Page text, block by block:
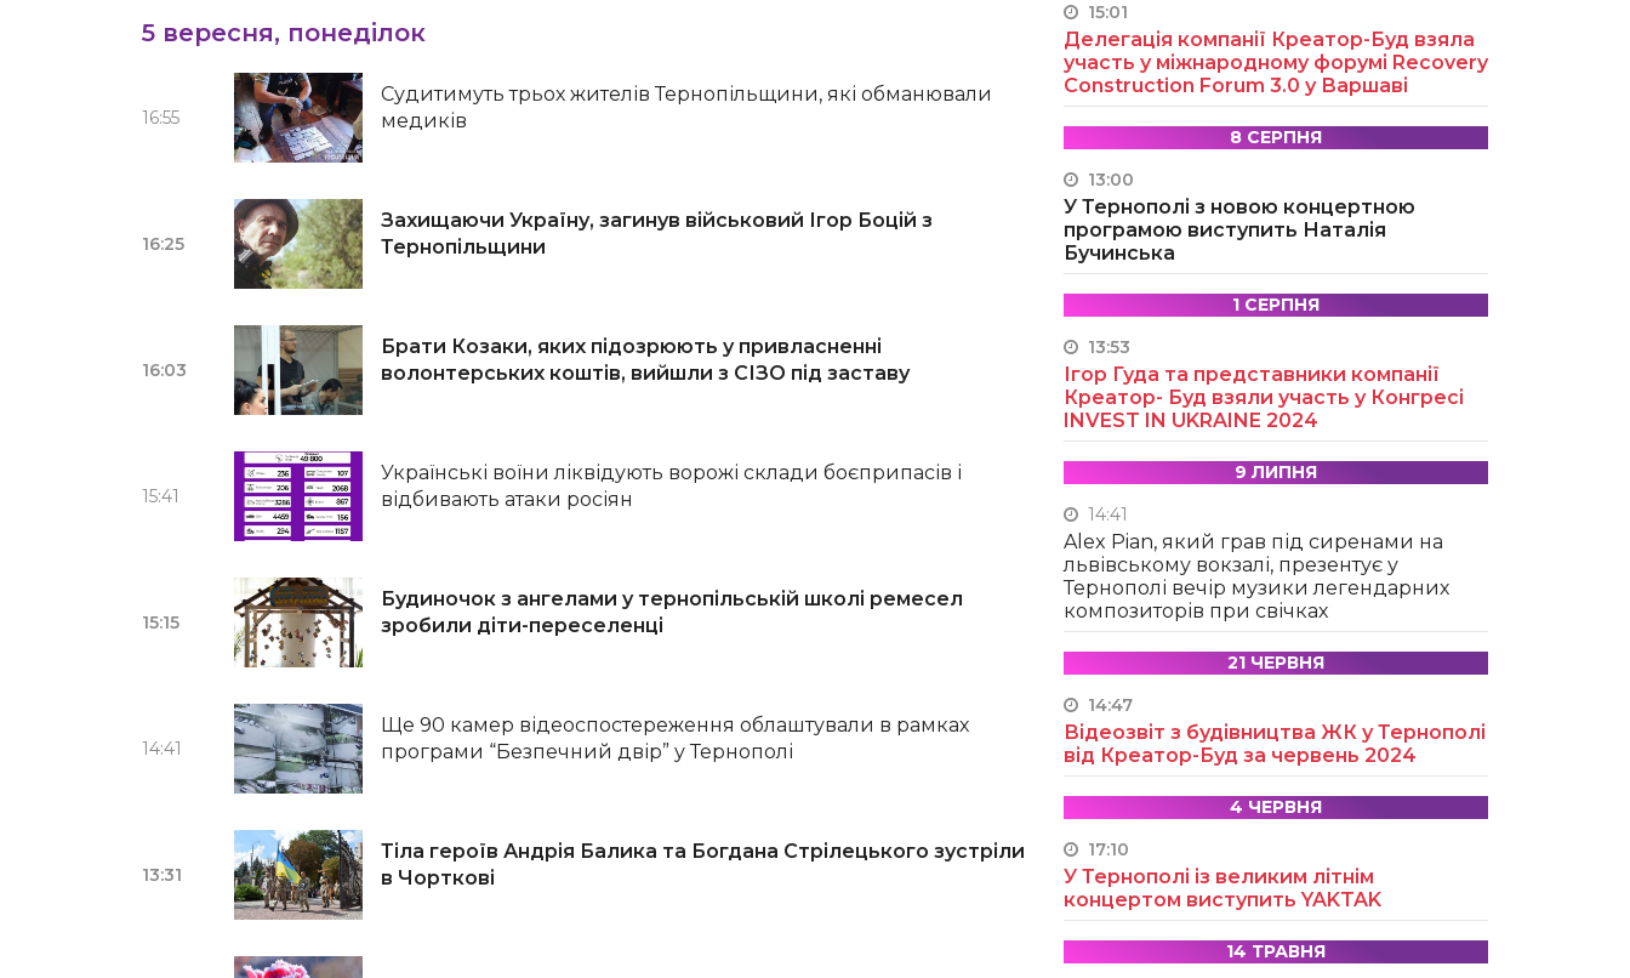
5 вересня, понеділок
16:55
Судитимуть трьох жителів Тернопільщини, які обманювали
медиків
16:25
Захищаючи Україну, загинув військовий Ігор Боцій з
Тернопільщини
16:03
Брати Козаки, яких підозрюють у привласненні
волонтерських коштів, вийшли з СІЗО під заставу
15:41
Українські воїни ліквідують ворожі склади боєприпасів і
відбивають атаки росіян
15:15
Будиночок з ангелами у тернопільській школі ремесел
зробили діти-переселенці
14:41
Ще 90 камер відеоспостереження облаштували в рамках
програми “Безпечний двір” у Тернополі
13:31
Тіла героїв Андрія Балика та Богдана Стрілецького зустріли
в Чорткові
15:01
Делегація компанії Креатор-Буд взяла
участь у міжнародному форумі Recovery
Construction Forum 3.0 у Варшаві
8 СЕРПНЯ
13:00
У Тернополі з новою концертною
програмою виступить Наталія
Бучинська
1 СЕРПНЯ
13:53
Ігор Гуда та представники компанії
Креатор- Буд взяли участь у Конгресі
INVEST IN UKRAINE 2024
9 ЛИПНЯ
14:41
Alex Pian, який грав під сиренами на
львівському вокзалі, презентує у
Тернополі вечір музики легендарних
композиторів при свічках
21 ЧЕРВНЯ
14:47
Відеозвіт з будівництва ЖК у Тернополі
від Креатор-Буд за червень 2024
4 ЧЕРВНЯ
17:10
У Тернополі із великим літнім
концертом виступить YAKTAK
14 ТРАВНЯ